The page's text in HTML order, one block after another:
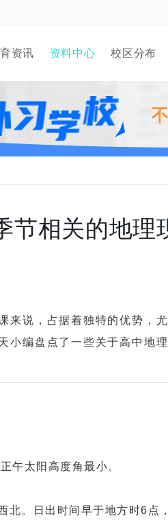
资讯 资料中心 校区分布
节相关的地理
来说，占据着独特的优势，
小编盘点了一些关于高中地
午太阳高度角最小。
。日出时间早于地方时6点